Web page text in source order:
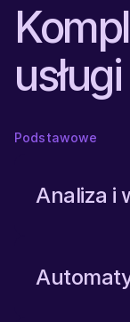
usługi
Podstawowe
Analiza i